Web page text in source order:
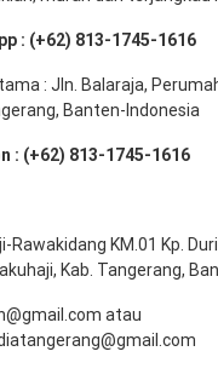
: (+62) 813-1745-1616
: Jln. Balaraja,
Banten-Indonesia
: (+62) 813-1745-1616
Rawakidang KM.01 Kp.
Kab. Tangerang,
atau